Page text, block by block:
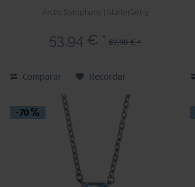
Arctic Symphony | StarterSet-3
53,94 € * 89,90 € *
Comparar Recordar
-70